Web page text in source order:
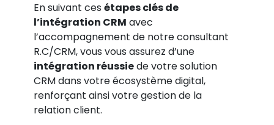
En suivant ces étapes clés de
l’intégration CRM avec
l’accompagnement de notre consultant
R.C/CRM, vous vous assurez d’une
intégration réussiede votre solution
CRM dans votre écosystème digital,
renforçant ainsi votre gestion de la
relation client.